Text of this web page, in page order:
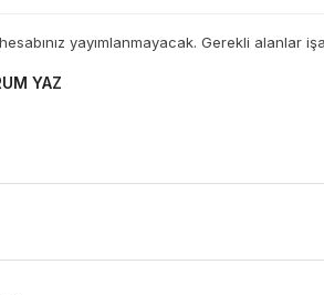
yayımlanmayacak. Gerekli alanlar
YAZ